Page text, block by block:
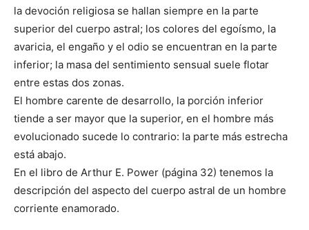
la devoción religiosa se hallan siempre en la parte
superior del cuerpo astral; los colores del egoísmo, la
avaricia, el engaño y el odio se encuentran en la parte
inferior; la masa del sentimiento sensual suele flotar
entre estas dos zonas.
El hombre carente de desarrollo, la porción inferior
tiende a ser mayor que la superior, en el hombre más
evolucionado sucede lo contrario: la parte más estrecha
está abajo.
En el libro de Arthur E. Power (página 32) tenemos la
descripción del aspecto del cuerpo astral de un hombre
corriente enamorado.